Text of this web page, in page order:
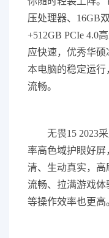
压处理器、16GB
+512GB PCIe 4.0
应快速，优秀华
本电脑的稳定运行
流畅。
无畏15 2023
率高色域护眼好屏
清、生动真实，高
流畅、拉满游戏体
等操作效率也更高